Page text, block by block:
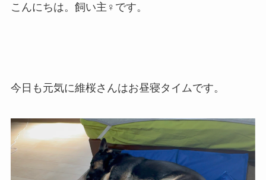
こんにちは。飼い主♀です。
今日も元気に維桜さんはお昼寝タイムです。